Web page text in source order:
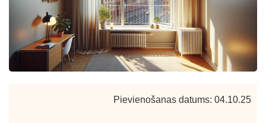
Pievienošanas datums: 04.10.25